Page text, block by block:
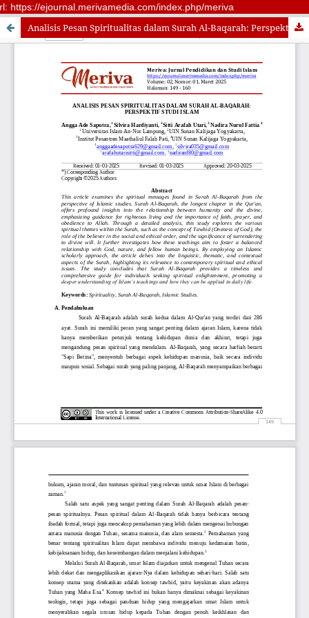
https://ejournal.merivamedia.com/index.php/meriva
Analisis Pesan Spiritualitas dalam Surah Al-Baqarah: Perspektif Studi Islam